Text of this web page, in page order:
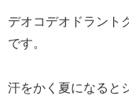
デオコデオドラント
です。
汗をかく夏になると